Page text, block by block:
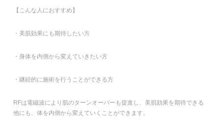
【こんな人におすすめ】
・美肌効果にも期待したい方
・身体を内側から変えていきたい方
・継続的に施術を行うことができる方
RFは電磁波により肌のターンオーバーも促進し、美肌効果を期待できる
他にも、体を内側から変えていくことができます。